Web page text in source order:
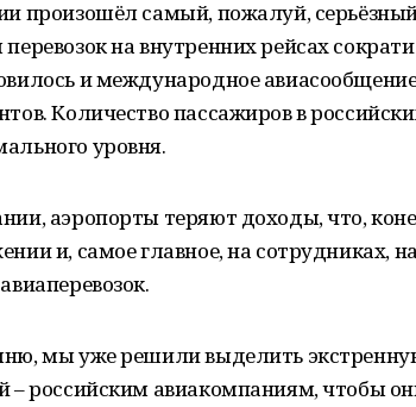
произошёл самый, пожалуй,
на внутренних рейсах
и международное
Количество пассажиров в
уровня.
аэропорты теряют доходы, что,
и, самое главное, на сотрудниках,
мы уже решили выделить
– российским авиакомпаниям, чтобы